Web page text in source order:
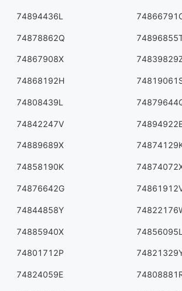
74894436L
74878862Q
74867908X
74868192H
74808439L
74842247V
74889689X
74858190K
74876642G
74844858Y
74885940X 74856095L
74801712P
74824059E